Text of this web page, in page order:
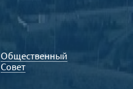
Общественный
Совет